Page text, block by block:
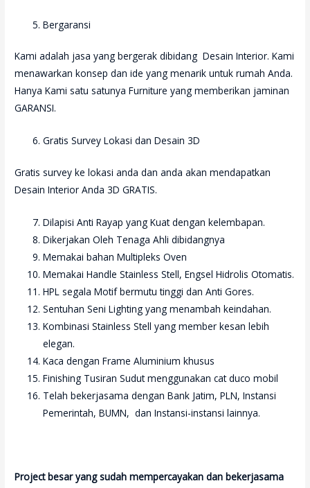
Bergaransi
Kami adalah jasa yang bergerak dibidang Desain Interior. Kami
menawarkan konsep dan ide yang menarik untuk rumah Anda.
Hanya Kami satu satunya Furniture yang memberikan jaminan
GARANSI.
Gratis Survey Lokasi dan Desain 3D
Gratis survey ke lokasi anda dan anda akan mendapatkan
Desain Interior Anda 3D GRATIS.
Dilapisi Anti Rayap yang Kuat dengan kelembapan.
Dikerjakan Oleh Tenaga Ahli dibidangnya
Memakai bahan Multipleks Oven
Memakai Handle Stainless Stell, Engsel Hidrolis Otomatis.
HPL segala Motif bermutu tinggi dan Anti Gores.
Sentuhan Seni Lighting yang menambah keindahan.
Kombinasi Stainless Stell yang member kesan lebih
elegan.
Kaca dengan Frame Aluminium khusus
Finishing Tusiran Sudut menggunakan cat duco mobil
Telah bekerjasama dengan Bank Jatim, PLN, Instansi
Pemerintah, BUMN, dan Instansi-instansi lainnya.
Project besar yang sudah mempercayakan dan bekerjasama